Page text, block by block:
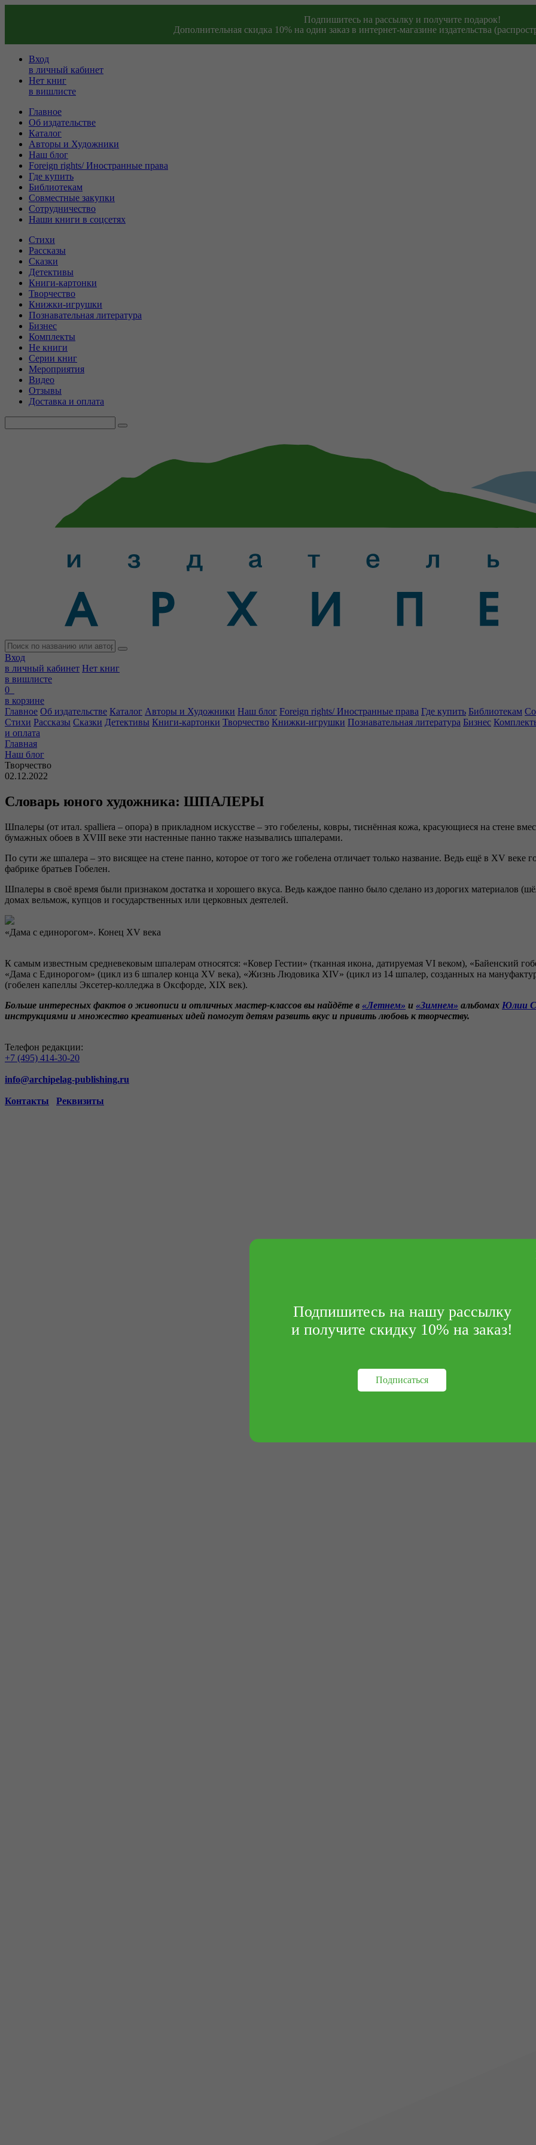
Подпишитесь на рассылку и получите подарок!
Дополнительная скидка 10% на один заказ в интернет-магазине издательства
Вход
в личный кабинет
Нет книг
в вишлисте
Главное
Об издательстве
Каталог
Авторы и Художники
Наш блог
Foreign rights/ Иностранные права
Где купить
Библиотекам
Совместные закупки
Сотрудничество
Наши книги в соцсетях
Стихи
Рассказы
Сказки
Детективы
Книги-картонки
Творчество
Книжки-игрушки
Познавательная литература
Бизнес
Комплекты
Не книги
Серии книг
Мероприятия
Видео
Отзывы
Доставка и оплата
Вход
в личный кабинет Нет книг
в вишлисте
0
в корзине
Главное Об издательстве Каталог Авторы и Художники Наш блог Foreign rights/ Иностранные права Где купить Библиотекам
Стихи Рассказы Сказки Детективы Книги-картонки Творчество Книжки-игрушки Познавательная литература Бизнес
и оплата
Главная
Наш блог
Творчество
02.12.2022
Словарь юного художника: ШПАЛЕРЫ
Шпалеры (от итал. spalliera – опора) в прикладном искусстве – это гобелены, ковры, тиснённая кожа, красующиеся на стене
бумажных обоев в XVIII веке эти настенные панно также назывались шпалерами.
По сути же шпалера – это висящее на стене панно, которое от того же гобелена отличает только название. Ведь ещё в XV веке
фабрике братьев Гобелен.
Шпалеры в своё время были признаком достатка и хорошего вкуса. Ведь каждое панно было сделано из дорогих материалов
домах вельмож, купцов и государственных или церковных деятелей.
«Дама с единорогом». Конец XV века
К самым известным средневековым шпалерам относятся: «Ковер Гестии» (тканная икона, датируемая VI веком), «Байенский
«Дама с Единорогом» (цикл из 6 шпалер конца XV века), «Жизнь Людовика XIV» (цикл из 14 шпалер, созданных на
(гобелен капеллы Эксетер-колледжа в Оксфорде, XIX век).
Больше интересных фактов о живописи и отличных мастер-классов вы найдёте в «Летнем» и «Зимнем» альбомах Юлии
инструкциями и множество креативных идей помогут детям развить вкус и привить любовь к творчеству.
Телефон редакции:
+7 (495) 414-30-20
info@archipelag-publishing.ru
Контакты Реквизиты
Подпишитесь на нашу рассылку
и получите скидку 10% на заказ!
Подписаться